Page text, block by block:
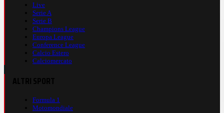
Live
Serie A
Serie B
Champions League
Europa League
Conference League
Calcio Estero
Calciomercato
Formula 1
Motomondiale